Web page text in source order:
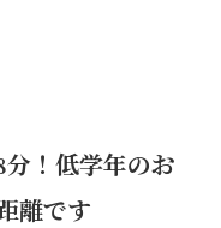
！低学年のお
離です